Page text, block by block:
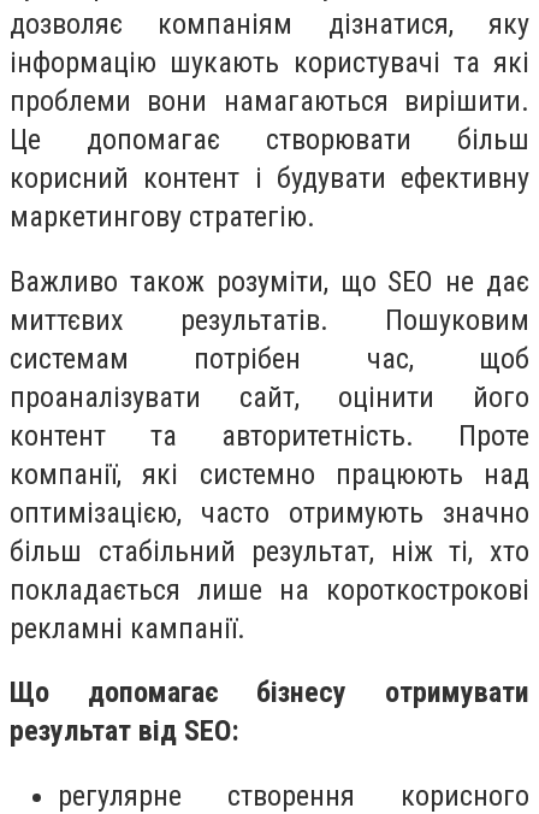
дозволяє компаніям дізнатися, яку
інформацію шукають користувачі та які
проблеми вони намагаються вирішити.
Це допомагає створювати більш
корисний контент і будувати ефективну
маркетингову стратегію.
Важливо також розуміти, що SEO не дає
миттєвих результатів. Пошуковим
системам потрібен час, щоб
проаналізувати сайт, оцінити його
контент та авторитетність. Проте
компанії, які системно працюють над
оптимізацією, часто отримують значно
більш стабільний результат, ніж ті, хто
покладається лише на короткострокові
рекламні кампанії.
Що допомагає бізнесу отримувати
результат від SEO:
регулярне створення корисного